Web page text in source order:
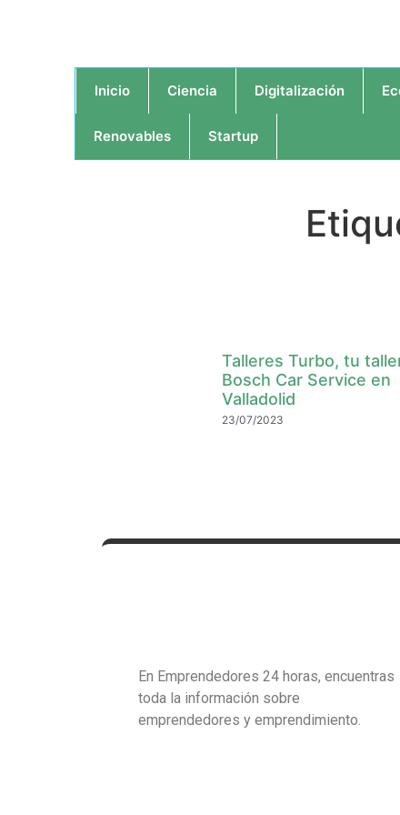
Inicio Ciencia Digitalización
Renovables Startup
Talleres Turbo, tu
Bosch Car Service en
Valladolid
23/07/2023
En Emprendedores 24 horas, encuentras
toda la información sobre
emprendedores y emprendimiento.